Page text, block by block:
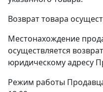
Возврат товара
Местонахождение
осуществляется
юридическому адресу
Режим работы